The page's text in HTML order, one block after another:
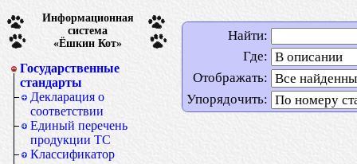
Информационная
система
«Ёшкин Кот»
Государственные
стандарты
Декларация о
соответствии
Единый перечень
продукции ТС
Классификатор
Найти:
Где:
Отображать:
Упорядочить: